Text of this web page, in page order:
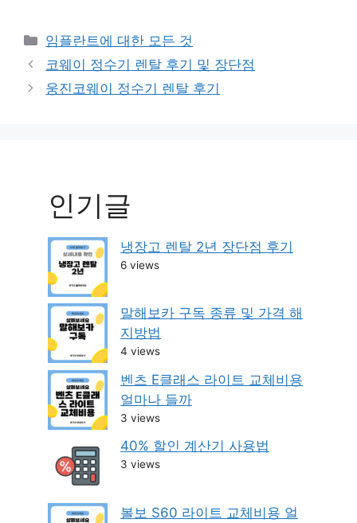
Categories
임플란트에 대한 모든 것
Post
navigation
코웨이 정수기 렌탈 후기 및 장단점
웅진코웨이 정수기 렌탈 후기
인기글
냉장고 렌탈 2년 장단점 후기
6 views
말해보카 구독 종류 및 가격 해
지방법
4 views
벤츠 E클래스 라이트 교체비용
얼마나 들까
3 views
40% 할인 계산기 사용법
3 views
볼보 S60 라이트 교체비용 얼